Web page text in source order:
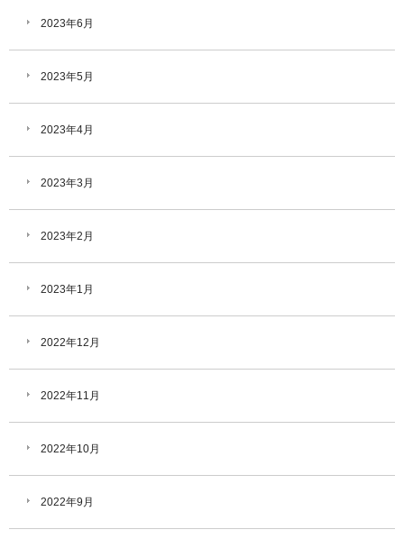
2023年6月
2023年5月
2023年4月
2023年3月
2023年2月
2023年1月
2022年12月
2022年11月
2022年10月
2022年9月